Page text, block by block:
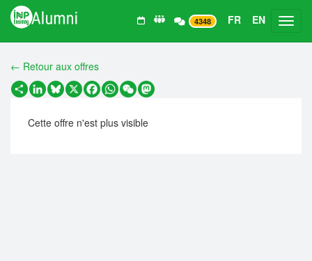
4348 FR EN
← Retour aux offres
PartagerLinkedIn
Bluesky
X Facebook
WhatsApp
WeChatMastodon
Cette offre n'est plus visible